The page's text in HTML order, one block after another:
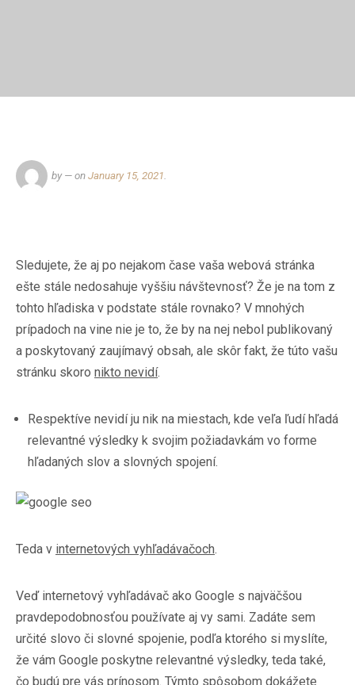
by — on January 15, 2021
Sledujete, že aj po nejakom čase vaša webová stránka
ešte stále nedosahuje vyššiu návštevnosť? Že je na tom z
tohto hľadiska v podstate stále rovnako? V mnohých
prípadoch na vine nie je to, že by na nej nebol publikovaný
a poskytovaný zaujímavý obsah, ale skôr fakt, že túto vašu
stránku skoro nikto nevidí.
Respektíve nevidí ju nik na miestach, kde veľa ľudí hľadá
relevantné výsledky k svojim požiadavkám vo forme
hľadaných slov a slovných spojení.
Teda v internetových vyhľadávačoch.
Veď internetový vyhľadávač ako Google s najväčšou
pravdepodobnosťou používate aj vy sami. Zadáte sem
určité slovo či slovné spojenie, podľa ktorého si myslíte,
že vám Google poskytne relevantné výsledky, teda také,
čo budú pre vás prínosom. Týmto spôsobom dokážete